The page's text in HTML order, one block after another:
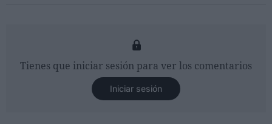
Tienes que iniciar sesión para ver los comentarios
Iniciar sesión